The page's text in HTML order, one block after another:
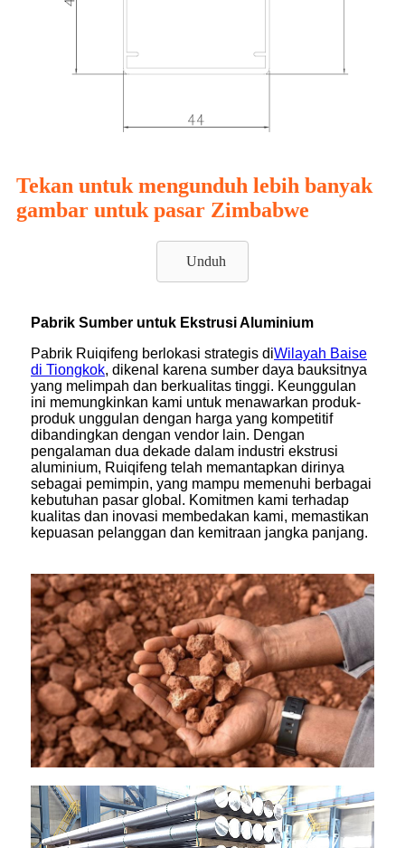
Tekan untuk mengunduh lebih banyak
gambar untuk pasar Zimbabwe
Unduh
Pabrik Sumber untuk Ekstrusi Aluminium
Pabrik Ruiqifeng berlokasi strategis diWilayah Baise
di Tiongkok, dikenal karena sumber daya bauksitnya
yang melimpah dan berkualitas tinggi. Keunggulan
ini memungkinkan kami untuk menawarkan produk-
produk unggulan dengan harga yang kompetitif
dibandingkan dengan vendor lain. Dengan
pengalaman dua dekade dalam industri ekstrusi
aluminium, Ruiqifeng telah memantapkan dirinya
sebagai pemimpin, yang mampu memenuhi berbagai
kebutuhan pasar global. Komitmen kami terhadap
kualitas dan inovasi membedakan kami, memastikan
kepuasan pelanggan dan kemitraan jangka panjang.